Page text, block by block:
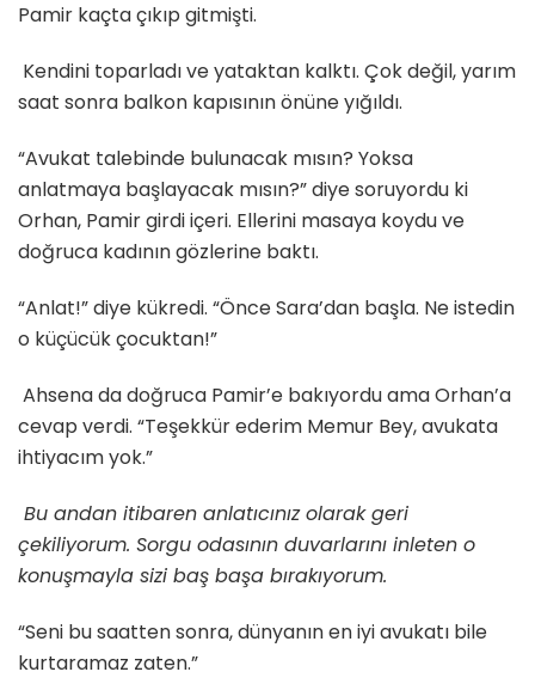
Pamir kaçta çıkıp gitmişti.
Kendini toparladı ve yataktan kalktı. Çok değil, yarım
saat sonra balkon kapısının önüne yığıldı.
“Avukat talebinde bulunacak mısın? Yoksa
anlatmaya başlayacak mısın?” diye soruyordu ki
Orhan, Pamir girdi içeri. Ellerini masaya koydu ve
doğruca kadının gözlerine baktı.
“Anlat!” diye kükredi. “Önce Sara’dan başla. Ne istedin
o küçücük çocuktan!”
Ahsena da doğruca Pamir’e bakıyordu ama Orhan’a
cevap verdi. “Teşekkür ederim Memur Bey, avukata
ihtiyacım yok.”
Bu andan itibaren anlatıcınız olarak geri
çekiliyorum. Sorgu odasının duvarlarını inleten o
konuşmayla sizi baş başa bırakıyorum.
“Seni bu saatten sonra, dünyanın en iyi avukatı bile
kurtaramaz zaten.”